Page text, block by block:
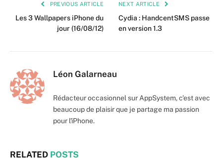
PREVIOUS ARTICLE
Les 3 Wallpapers iPhone du
jour (16/08/12)
NEXT ARTICLE
Cydia : HandcentSMS passe
en version 1.3
Léon Galarneau
Rédacteur occasionnel sur AppSystem, c'est avec
beaucoup de plaisir que je partage ma passion
pour l'iPhone.
RELATED POSTS